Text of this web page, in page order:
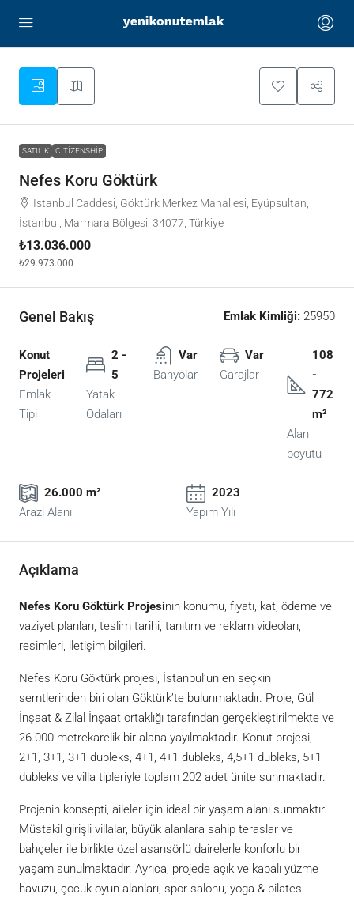
SATILIK CITIZENSHIP
Nefes Koru Göktürk
İstanbul Caddesi, Göktürk Merkez Mahallesi, Eyüpsultan,
İstanbul, Marmara Bölgesi, 34077, Türkiye
₺13.036.000
₺29.973.000
Genel Bakış Emlak Kimliği: 25950
Konut
Projeleri
Emlak
Tipi
2 -
5
Yatak
Odaları
Var
Banyolar
Var
Garajlar
108
-
772
m²
Alan
boyutu
26.000 m²
Arazi Alanı
2023
Yapım Yılı
Açıklama
Nefes Koru Göktürk Projesinin konumu, fiyatı, kat, ödeme ve
vaziyet planları, teslim tarihi, tanıtım ve reklam videoları,
resimleri, iletişim bilgileri.
Nefes Koru Göktürk projesi, İstanbul’un en seçkin
semtlerinden biri olan Göktürk’te bulunmaktadır. Proje, Gül
İnşaat & Zilal İnşaat ortaklığı tarafından gerçekleştirilmekte ve
26.000 metrekarelik bir alana yayılmaktadır. Konut projesi,
2+1, 3+1, 3+1 dubleks, 4+1, 4+1 dubleks, 4,5+1 dubleks, 5+1
dubleks ve villa tipleriyle toplam 202 adet ünite sunmaktadır.
Projenin konsepti, aileler için ideal bir yaşam alanı sunmaktır.
Müstakil girişli villalar, büyük alanlara sahip teraslar ve
bahçeler ile birlikte özel asansörlü dairelerle konforlu bir
yaşam sunulmaktadır. Ayrıca, projede açık ve kapalı yüzme
havuzu, çocuk oyun alanları, spor salonu, yoga & pilates